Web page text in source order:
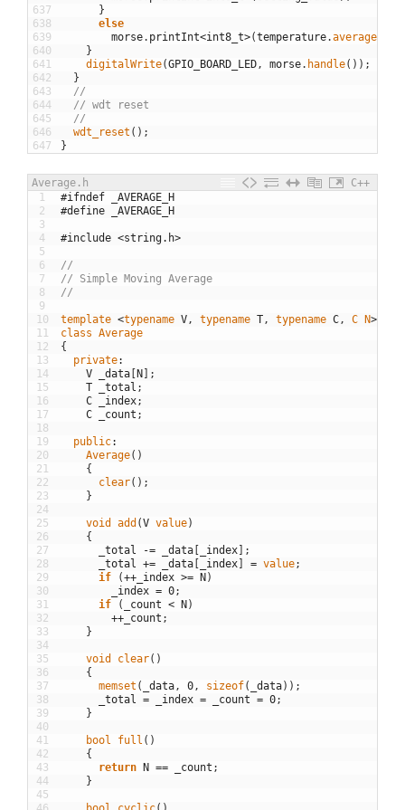
637
638
639
640
641
642
643
644
645
646
647
}
else
morse. printInt<int8_t>(temperature.average
}
digitalWrite(GPIO_BOARD_LED , morse. handle( ) ) ;
}
//
// wdt reset
//
wdt_reset ( ) ;
}
Average.h
C++
1
2
3
4
5
6
7
8
9
10
11
12
13
14
15
16
17
18
19
20
21
22
23
24
25
26
27
28
29
30
31
32
33
34
35
36
37
38
39
40
41
42
43
44
45
#ifndef _AVERAGE_H
#define _AVERAGE_H
#include <string.h>
//
// Simple Moving Average
//
template <typename V, typename T, typename C, C N>
class Average
{
private:
V
_data N
;
T
_total ;
C
_index;
C
_count ;
public:
Average( )
{
clear( ) ;
}
void add (V value)
{
_total
-= _data _index
;
_total += _data _index = value;
if
(++ _index >= N )
_index = 0;
if
( _count < N )
++ _count ;
}
void clear( )
{
memset ( _data, 0, sizeof( _data) ) ;
_total = _index = _count = 0;
}
bool full ( )
{
return
N == _count ;
}